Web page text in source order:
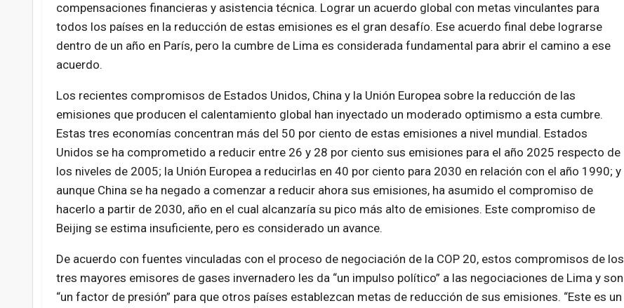
compensaciones financieras y asistencia técnica. Lograr un acuerdo global con metas vinculantes para
todos los países en la reducción de estas emisiones es el gran desafío. Ese acuerdo final debe lograrse
dentro de un año en París, pero la cumbre de Lima es considerada fundamental para abrir el camino a ese
acuerdo.
Los recientes compromisos de Estados Unidos, China y la Unión Europea sobre la reducción de las
emisiones que producen el calentamiento global han inyectado un moderado optimismo a esta cumbre.
Estas tres economías concentran más del 50 por ciento de estas emisiones a nivel mundial. Estados
Unidos se ha comprometido a reducir entre 26 y 28 por ciento sus emisiones para el año 2025 respecto de
los niveles de 2005; la Unión Europea a reducirlas en 40 por ciento para 2030 en relación con el año 1990; y
aunque China se ha negado a comenzar a reducir ahora sus emisiones, ha asumido el compromiso de
hacerlo a partir de 2030, año en el cual alcanzaría su pico más alto de emisiones. Este compromiso de
Beijing se estima insuficiente, pero es considerado un avance.
De acuerdo con fuentes vinculadas con el proceso de negociación de la COP 20, estos compromisos de los
tres mayores emisores de gases invernadero les da “un impulso político” a las negociaciones de Lima y son
“un factor de presión” para que otros países establezcan metas de reducción de sus emisiones. “Este es un